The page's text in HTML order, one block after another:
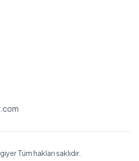
Tüm hakları saklıdır.